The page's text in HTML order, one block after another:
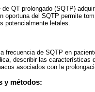
de QT prolongado (SQTP)
oportuna del SQTP permite
potencialmente letales.
frecuencia de SQTP en
describir las características
asociados con la
y métodos: